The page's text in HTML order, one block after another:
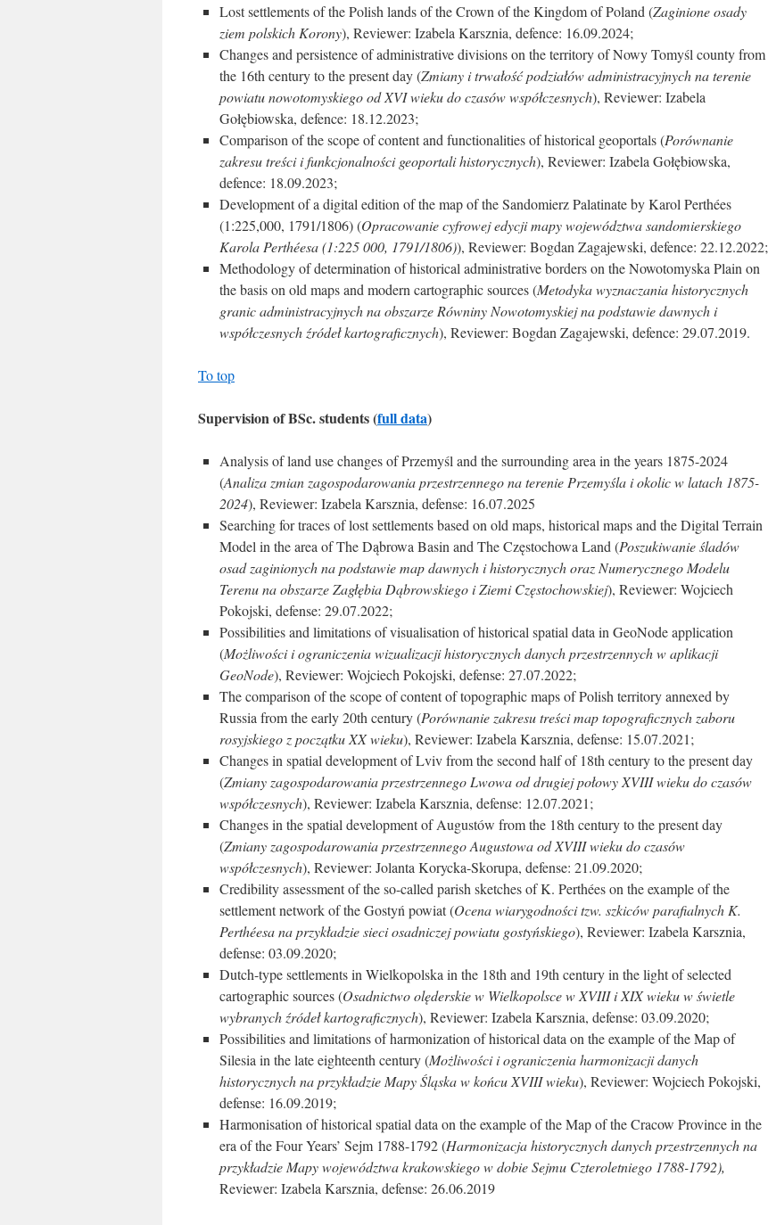
Lost settlements of the Polish lands of the Crown of the Kingdom of Poland (Zaginione osady
ziem polskich Korony), Reviewer: Izabela Karsznia, defence: 16.09.2024;
Changes and persistence of administrative divisions on the territory of Nowy Tomyśl county from
the 16th century to the present day (Zmiany i trwałość podziałów administracyjnych na terenie
powiatu nowotomyskiego od XVI wieku do czasów współczesnych), Reviewer: Izabela
Gołębiowska, defence: 18.12.2023;
Comparison of the scope of content and functionalities of historical geoportals (Porównanie
zakresu treści i funkcjonalności geoportali historycznych), Reviewer: Izabela Gołębiowska,
defence: 18.09.2023;
Development of a digital edition of the map of the Sandomierz Palatinate by Karol Perthées
(1:225,000, 1791/1806) (Opracowanie cyfrowej edycji mapy województwa sandomierskiego
Karola Perthéesa (1:225 000, 1791/1806)), Reviewer: Bogdan Zagajewski, defence: 22.12.2022;
Methodology of determination of historical administrative borders on the Nowotomyska Plain on
the basis on old maps and modern cartographic sources (Metodyka wyznaczania historycznych
granic administracyjnych na obszarze Równiny Nowotomyskiej na podstawie dawnych i
współczesnych źródeł kartograficznych), Reviewer: Bogdan Zagajewski, defence: 29.07.2019.
To top
Supervision of BSc. students (full data)
Analysis of land use changes of Przemyśl and the surrounding area in the years 1875-2024
(Analiza zmian zagospodarowania przestrzennego na terenie Przemyśla i okolic w latach 1875-
2024), Reviewer: Izabela Karsznia, defense: 16.07.2025
Searching for traces of lost settlements based on old maps, historical maps and the Digital Terrain
Model in the area of The Dąbrowa Basin and The Częstochowa Land (Poszukiwanie śladów
osad zaginionych na podstawie map dawnych i historycznych oraz Numerycznego Modelu
Terenu na obszarze Zagłębia Dąbrowskiego i Ziemi Częstochowskiej), Reviewer: Wojciech
Pokojski, defense: 29.07.2022;
Possibilities and limitations of visualisation of historical spatial data in GeoNode application
(Możliwości i ograniczenia wizualizacji historycznych danych przestrzennych w aplikacji
GeoNode), Reviewer: Wojciech Pokojski, defense: 27.07.2022;
The comparison of the scope of content of topographic maps of Polish territory annexed by
Russia from the early 20th century (Porównanie zakresu treści map topograficznych zaboru
rosyjskiego z początku XX wieku), Reviewer: Izabela Karsznia, defense: 15.07.2021;
Changes in spatial development of Lviv from the second half of 18th century to the present day
(Zmiany zagospodarowania przestrzennego Lwowa od drugiej połowy XVIII wieku do czasów
współczesnych), Reviewer: Izabela Karsznia, defense: 12.07.2021;
Changes in the spatial development of Augustów from the 18th century to the present day
(Zmiany zagospodarowania przestrzennego Augustowa od XVIII wieku do czasów
współczesnych), Reviewer: Jolanta Korycka-Skorupa, defense: 21.09.2020;
Credibility assessment of the so-called parish sketches of K. Perthées on the example of the
settlement network of the Gostyń powiat (Ocena wiarygodności tzw. szkiców parafialnych K.
Perthéesa na przykładzie sieci osadniczej powiatu gostyńskiego), Reviewer: Izabela Karsznia,
defense: 03.09.2020;
Dutch-type settlements in Wielkopolska in the 18th and 19th century in the light of selected
cartographic sources (Osadnictwo olęderskie w Wielkopolsce w XVIII i XIX wieku w świetle
wybranych źródeł kartograficznych), Reviewer: Izabela Karsznia, defense: 03.09.2020;
Possibilities and limitations of harmonization of historical data on the example of the Map of
Silesia in the late eighteenth century (Możliwości i ograniczenia harmonizacji danych
historycznych na przykładzie Mapy Śląska w końcu XVIII wieku), Reviewer: Wojciech Pokojski,
defense: 16.09.2019;
Harmonisation of historical spatial data on the example of the Map of the Cracow Province in the
era of the Four Years’ Sejm 1788-1792 (Harmonizacja historycznych danych przestrzennych na
przykładzie Mapy województwa krakowskiego w dobie Sejmu Czteroletniego 1788-1792),
Reviewer: Izabela Karsznia, defense: 26.06.2019